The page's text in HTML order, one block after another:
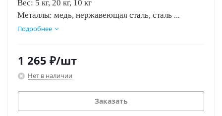
Вес: 5 кг, 20 кг, 10 кг
Металлы: медь, нержавеющая сталь, сталь
Концентрация с водой: 1:10
Подробнее
1 265 ₽/шт
Нет в наличии
Заказать